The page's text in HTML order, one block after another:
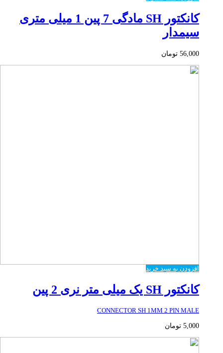
کانکتور SH مادگی 7 پین 1 میلی متری
سیمدار
56,000 تومان
افزودن به سبد خرید
کانکتور SH یک میلی متر نری 2 پین
CONNECTOR SH 1MM 2 PIN MALE
5,000 تومان